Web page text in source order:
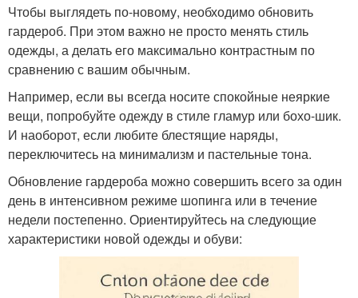
Чтобы выглядеть по-новому, необходимо обновить
гардероб. При этом важно не просто менять стиль
одежды, а делать его максимально контрастным по
сравнению с вашим обычным.
Например, если вы всегда носите спокойные неяркие
вещи, попробуйте одежду в стиле гламур или бохо-шик.
И наоборот, если любите блестящие наряды,
переключитесь на минимализм и пастельные тона.
Обновление гардероба можно совершить всего за один
день в интенсивном режиме шопинга или в течение
недели постепенно. Ориентируйтесь на следующие
характеристики новой одежды и обуви: